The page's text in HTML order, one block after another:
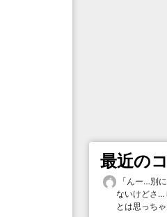
最近の
「んー…別
ないけどさ…
とは思っち